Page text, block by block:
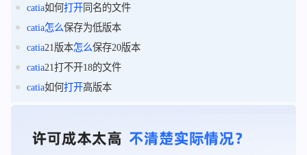
catia如何打开同名的文件
catia怎么保存为低版本
catia21版本怎么保存20版本
catia21打不开18的文件
catia如何打开高版本